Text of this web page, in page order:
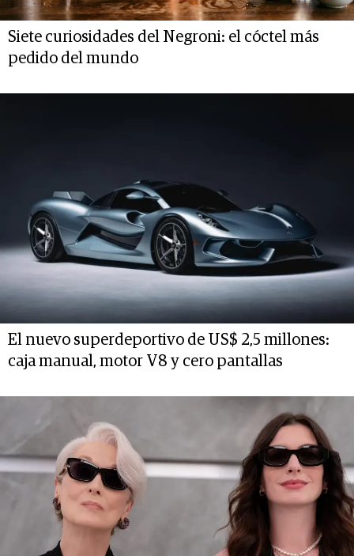
Siete curiosidades del Negroni: el cóctel más
pedido del mundo
El nuevo superdeportivo de US$ 2,5 millones:
caja manual, motor V8 y cero pantallas